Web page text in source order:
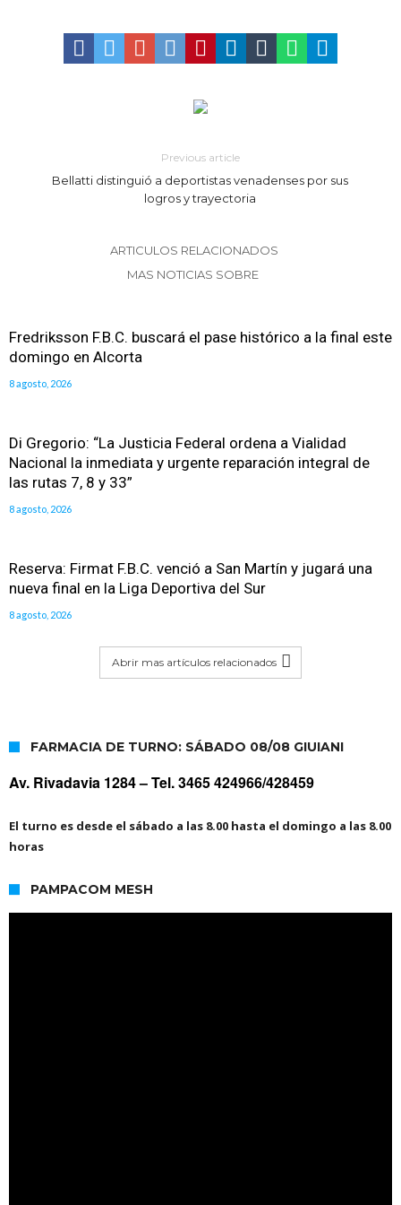
Previous article
Bellatti distinguió a deportistas venadenses por sus
logros y trayectoria
ARTICULOS RELACIONADOS
MAS NOTICIAS SOBRE
Fredriksson F.B.C. buscará el pase histórico a la final este
domingo en Alcorta
8 agosto, 2026
Di Gregorio: “La Justicia Federal ordena a Vialidad
Nacional la inmediata y urgente reparación integral de
las rutas 7, 8 y 33”
8 agosto, 2026
Reserva: Firmat F.B.C. venció a San Martín y jugará una
nueva final en la Liga Deportiva del Sur
8 agosto, 2026
Abrir mas artículos relacionados
FARMACIA DE TURNO: SÁBADO 08/08 GIUIANI
Av. Rivadavia 1284 –Tel. 3465 424966/428459
El turno es desde el sábado a las 8.00 hasta el domingo a las 8.00
horas
PAMPACOM MESH